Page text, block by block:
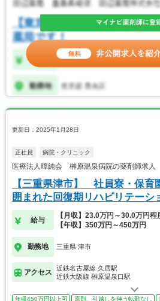
更新日：2025年1月28日
正社員 病院・クリニック
医療法人暲純会 榊原温泉病院の薬剤師求人
【三重県津市】 社員寮・保育
囲まれた回復期リハビリテーシ
給与
【月収】23.0万円～30.0万円程
【年収】350万円～450万円
勤務地 三重県 津市
アクセス
近鉄名古屋線 久居駅
近鉄大阪線 榊原温泉口駅
年収450万円以上可 原則、引越しを伴う転勤なし